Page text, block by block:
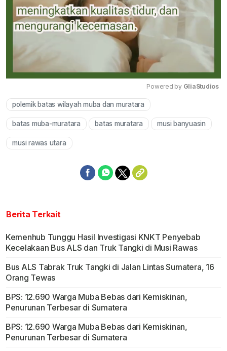
Powered by GliaStudios
polemik batas wilayah muba dan muratara
batas muba-muratara batas muratara musi banyuasin
musi rawas utara
Berita Terkait
Kemenhub Tunggu Hasil Investigasi KNKT Penyebab
Kecelakaan Bus ALS dan Truk Tangki di Musi Rawas
Bus ALS Tabrak Truk Tangki di Jalan Lintas Sumatera, 16
Orang Tewas
BPS: 12.690 Warga Muba Bebas dari Kemiskinan,
Penurunan Terbesar di Sumatera
BPS: 12.690 Warga Muba Bebas dari Kemiskinan,
Penurunan Terbesar di Sumatera